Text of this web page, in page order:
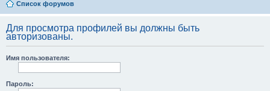
Список форумов
Для просмотра профилей вы должны быть
авторизованы.
Имя пользователя:
Пароль: